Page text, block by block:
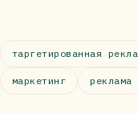
таргетированная
маркетинг реклама